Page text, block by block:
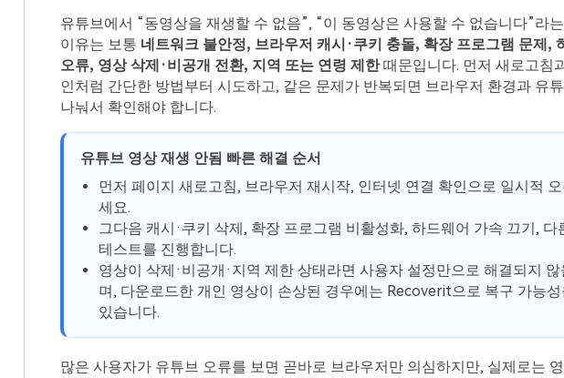
무료 체험하기
모든 기능 확인하기
유튜브에서 “동영상을 재생할 수 없음”, “이 동영상은 사용할 수 없습니다”라
이유는 보통 네트워크 불안정, 브라우저 캐시·쿠키 충돌, 확장 프로그램 문제,
오류, 영상 삭제·비공개 전환, 지역 또는 연령 제한때문입니다. 먼저 새로고침
인처럼 간단한 방법부터 시도하고, 같은 문제가 반복되면 브라우저 환경과 유
나눠서 확인해야 합니다.
유튜브 영상 재생 안됨 빠른 해결 순서
먼저 페이지 새로고침, 브라우저 재시작, 인터넷 연결 확인으로 일시적
세요.
그다음 캐시·쿠키 삭제, 확장 프로그램 비활성화, 하드웨어 가속 끄기, 다
테스트를 진행합니다.
영상이 삭제·비공개·지역 제한 상태라면 사용자 설정만으로 해결되지
며, 다운로드한 개인 영상이 손상된 경우에는 Recoverit으로 복구 가능
있습니다.
많은 사용자가 유튜브 오류를 보면 곧바로 브라우저만 의심하지만, 실제로는